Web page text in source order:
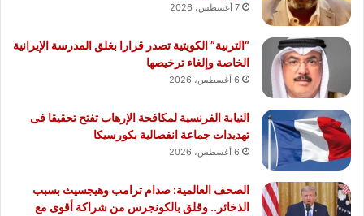
7 أغسطس، 2026
“التربية” الكويتية تصدر قرارا بغلق المدرسة الإيرانية
الخاصة وإلغاء ترخيصها
6 أغسطس، 2026
النيابة الفرنسية لمكافحة الإرهاب تفتح تحقيقا فى
تهديدات جماعة انفصالية بكورسيكا
6 أغسطس، 2026
الصحف العالمية: صدام ترامب وهيجسيث بسبب
الذخائر.. وقلق بالكونجرس من شراكة أقوى مع